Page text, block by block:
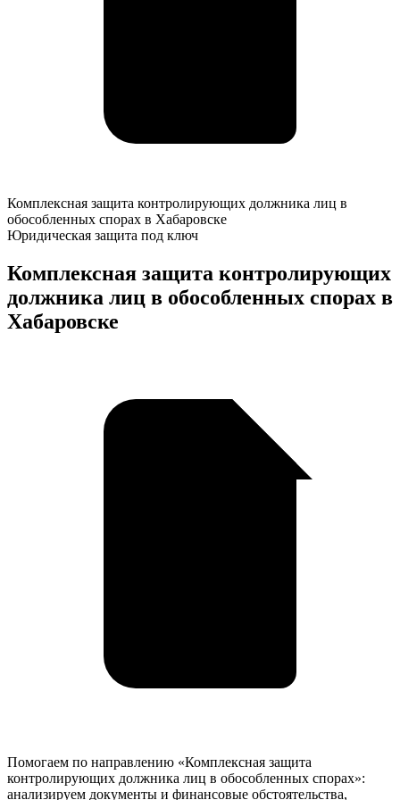
Комплексная
защита
контролирующих
лиц
в
обособленных
спорах
в
Комплексная защита контролирующих должника лиц в
обособленных спорах в Хабаровске
Юридическая защита под ключ
Комплексная защита контролирующих
должника лиц в обособленных спорах в
Хабаровске
Помогаем по направлению «Комплексная защита
контролирующих должника лиц в обособленных спорах»:
анализируем документы и финансовые обстоятельства,